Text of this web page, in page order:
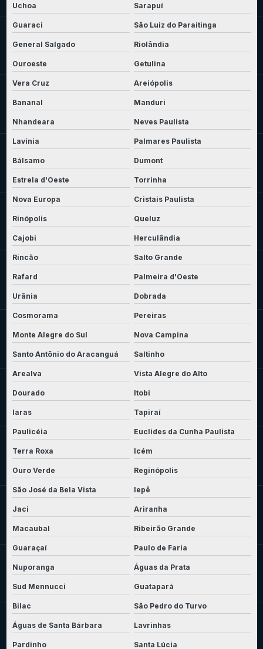
Uchoa Sarapuí
Guaraci São Luiz do Paraitinga
General Salgado Riolândia
Ouroeste Getulina
Vera Cruz Areiópolis
Bananal Manduri
Nhandeara Neves Paulista
Lavínia Palmares Paulista
Bálsamo Dumont
Estrela d'Oeste Torrinha
Nova Europa Cristais Paulista
Rinópolis Queluz
Cajobi Herculândia
Rincão Salto Grande
Rafard Palmeira d'Oeste
Urânia Dobrada
Cosmorama Pereiras
Monte Alegre do Sul Nova Campina
Santo Antônio do Aracanguá Saltinho
Arealva Vista Alegre do Alto
Dourado Itobi
Iaras Tapiraí
Paulicéia Euclides da Cunha Paulista
Terra Roxa Icém
Ouro Verde Reginópolis
São José da Bela Vista Iepê
Jaci Ariranha
Macaubal Ribeirão Grande
Guaraçaí Paulo de Faria
Nuporanga Águas da Prata
Sud Mennucci Guatapará
Bilac São Pedro do Turvo
Águas de Santa Bárbara Lavrinhas
Pardinho Santa Lúcia